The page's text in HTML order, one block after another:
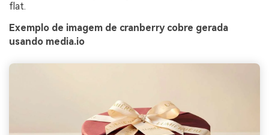
flat.
Exemplo de imagem de cranberry cobre gerada
usando media.io